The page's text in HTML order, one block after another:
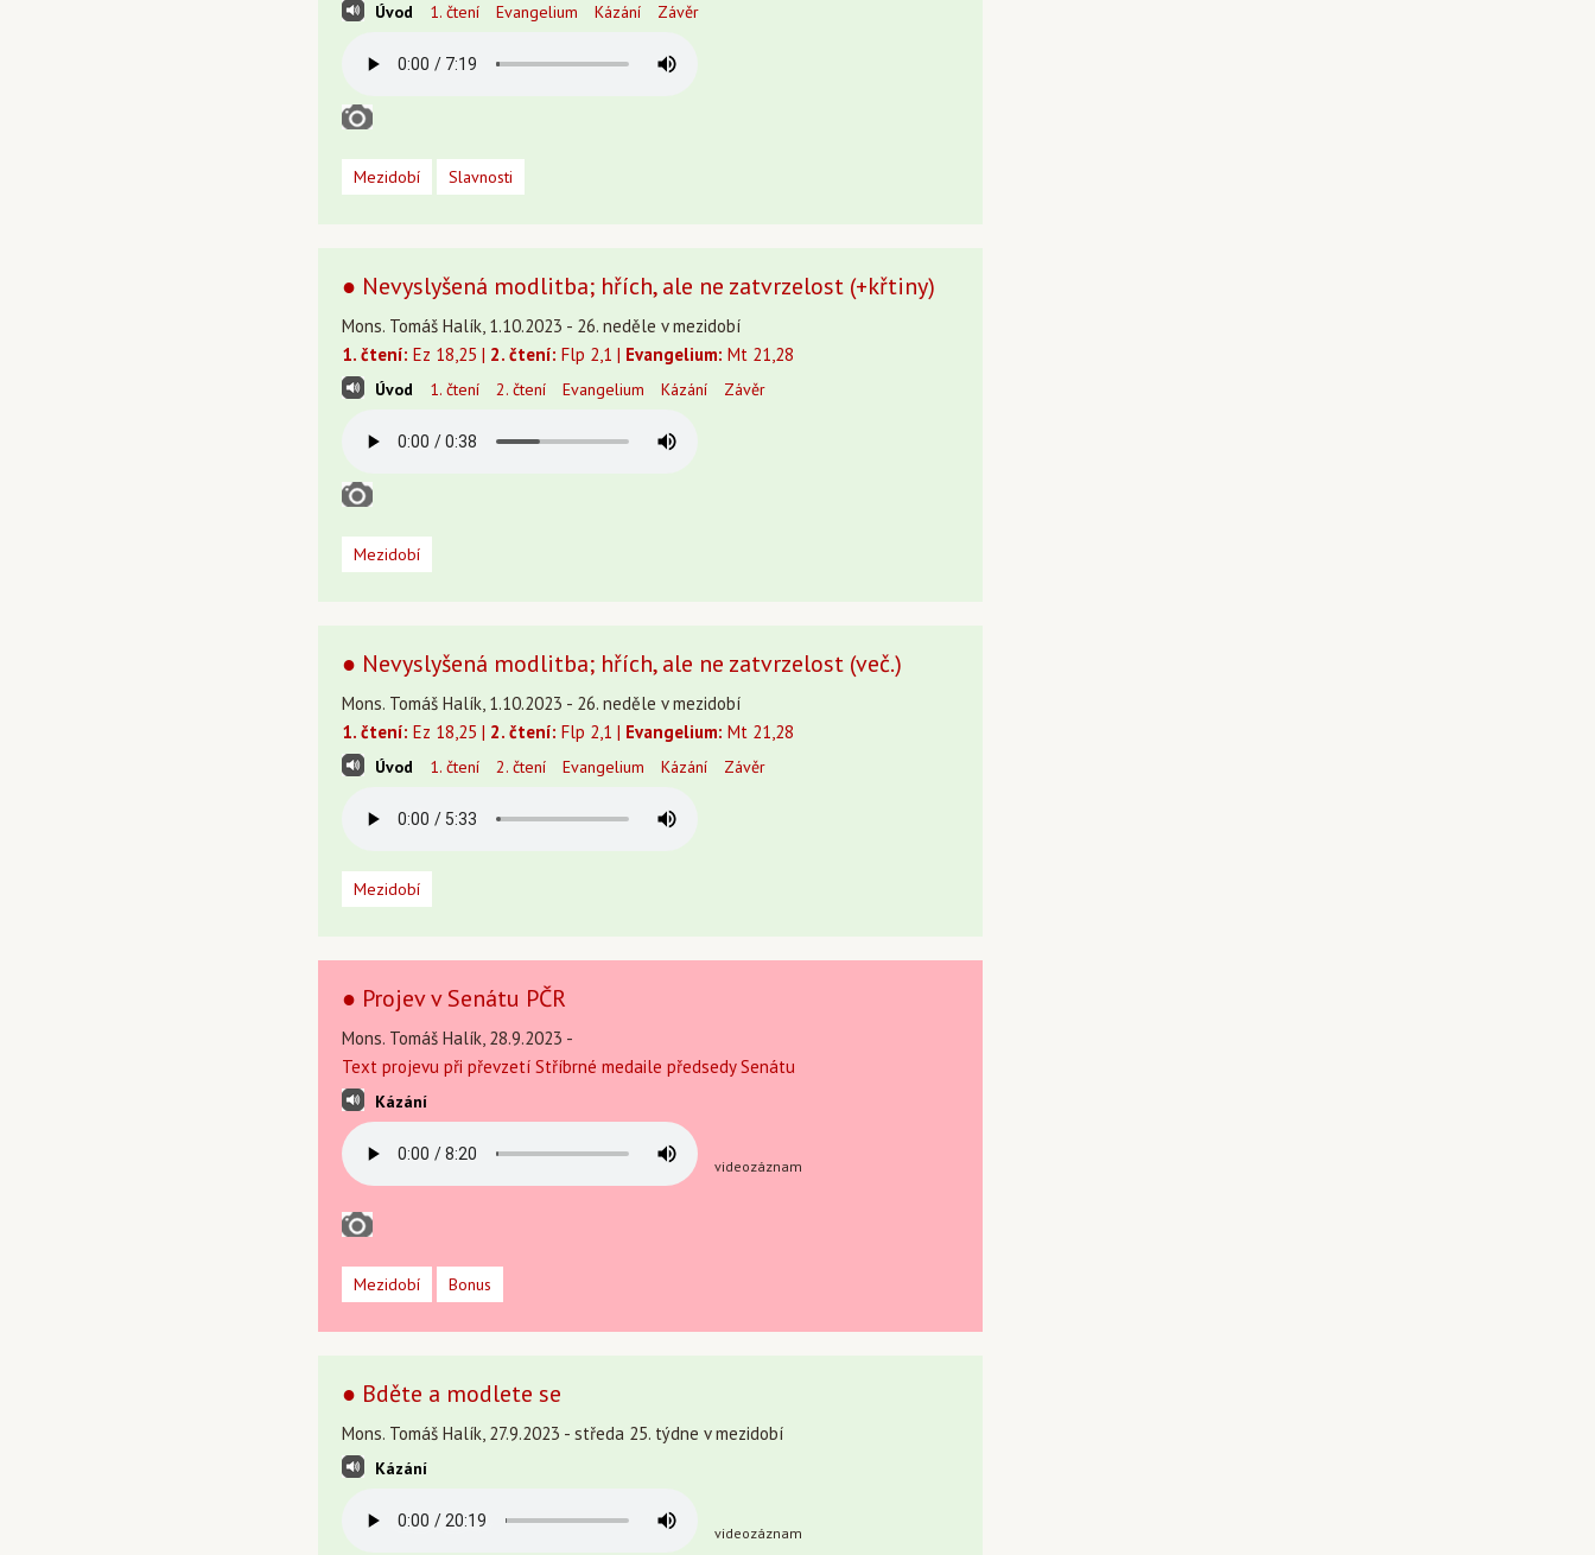
Úvod 1. čtení Evangelium Kázání Závěr
Mezidobí Slavnosti
● Nevyslyšená modlitba; hřích, ale ne zatvrzelost (+křtiny)
Mons. Tomáš Halík, 1.10.2023 - 26. neděle v mezidobí
1. čtení: Ez 18,25 | 2. čtení: Flp 2,1 | Evangelium: Mt 21,28
Úvod 1. čtení 2. čtení Evangelium Kázání Závěr
Mezidobí
● Nevyslyšená modlitba; hřích, ale ne zatvrzelost (več.)
Mons. Tomáš Halík, 1.10.2023 - 26. neděle v mezidobí
1. čtení: Ez 18,25 | 2. čtení: Flp 2,1 | Evangelium: Mt 21,28
Úvod 1. čtení 2. čtení Evangelium Kázání Závěr
Mezidobí
● Projev v Senátu PČR
Mons. Tomáš Halík, 28.9.2023 -
Text projevu při převzetí Stříbrné medaile předsedy Senátu
Kázání
videozáznam
Mezidobí Bonus
● Bděte a modlete se
Mons. Tomáš Halík, 27.9.2023 - středa 25. týdne v mezidobí
Kázání
videozáznam